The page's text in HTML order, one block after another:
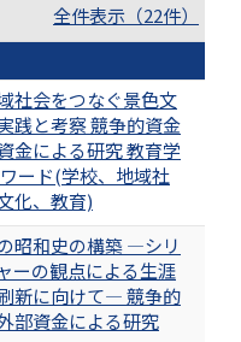
全件表示（22件）
社会をつなぐ景色文
践と考察 競争的資金
金による研究 教育学
ード(学校、地域社
化、教育)
昭和史の構築 —シリ
ーの観点による生涯
新に向けて― 競争的
部資金による研究